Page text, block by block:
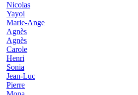
Nicolas
Yayoi
Marie-Ange
Agnès
Agnès
Carole
Henri
Sonia
Jean-Luc
Pierre